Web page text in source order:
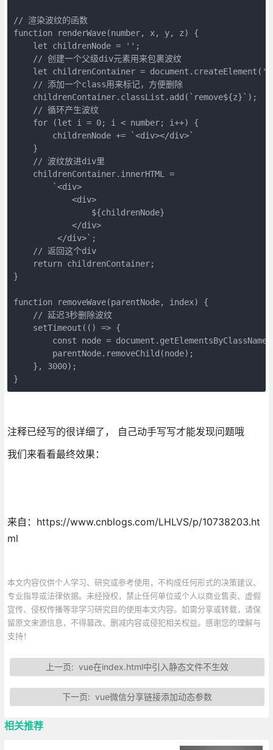
// 渲染波纹的函数
function renderWave(number, x, y, z) {
    let childrenNode = '';
    // 创建一个父级div元素用来包裹波纹
let childrenContainer =
    // 添加一个class用来标记，方便删除
    childrenContainer.classList.add(`remove${z}`);
    // 循环产生波纹
    for (let i = 0; i < number; i++) {
        childrenNode += `<div></div>`
    }
    // 波纹放进div里
    childrenContainer.innerHTML =
        `<div>
            <div>
                ${childrenNode}
            </div>
         </div>`;
    // 返回这个div
    return childrenContainer;
}
function removeWave(parentNode, index) {
    // 延迟3秒删除波纹
    setTimeout(() => {
const node =
        parentNode.removeChild(node);
    }, 3000);
}
注释已经写的很详细了， 自己动手写写才能发现问题哦
我们来看看最终效果：
来自：https://www.cnblogs.com/LHLVS/p/10738203.ht
ml
本文内容仅供个人学习、研究或参考使用，不构成任何形式的决策建议、
专业指导或法律依据。未经授权，禁止任何单位或个人以商业售卖、虚假
宣传、侵权传播等非学习研究目的使用本文内容。如需分享或转载，请保
留原文来源信息，不得篡改、删减内容或侵犯相关权益。感谢您的理解与
支持！
上一页: vue在index.html中引入静态文件不生效
下一页: vue微信分享链接添加动态参数
相关推荐